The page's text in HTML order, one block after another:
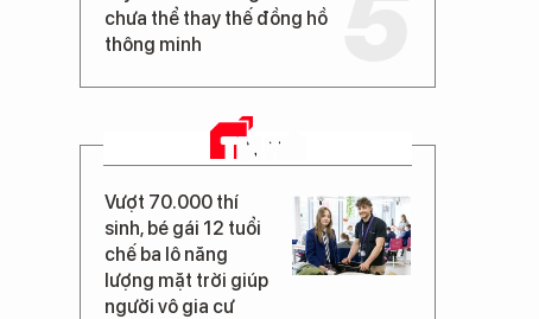
chưa thể thay thế đồng hồ
thông minh
TIN MỚI
Vượt 70.000 thí
sinh, bé gái 12 tuổi
chế ba lô năng
lượng mặt trời giúp
người vô gia cư